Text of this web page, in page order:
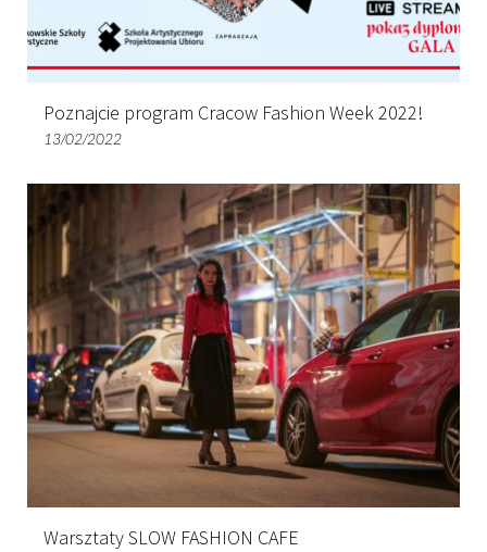
Poznajcie program Cracow Fashion Week 2022!
13/02/2022
Warsztaty SLOW FASHION CAFE